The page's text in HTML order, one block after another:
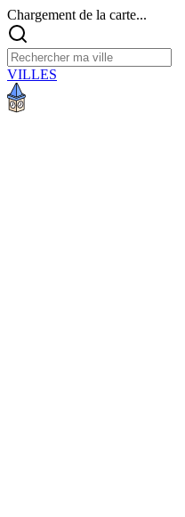
Chargement de la carte...
VILLES